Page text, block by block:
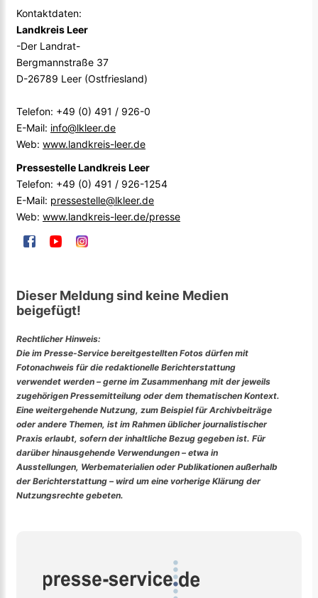
Kontaktdaten:
Landkreis Leer
-Der Landrat-
Bergmannstraße 37
D-26789 Leer (Ostfriesland)
Telefon: +49 (0) 491 / 926-0
E-Mail: info@lkleer.de
Web: www.landkreis-leer.de
Pressestelle Landkreis Leer
Telefon: +49 (0) 491 / 926-1254
E-Mail: pressestelle@lkleer.de
Web: www.landkreis-leer.de/presse
Dieser Meldung sind keine Medien
beigefügt!
Rechtlicher Hinweis:
Die im Presse-Service bereitgestellten Fotos dürfen mit
Fotonachweis für die redaktionelle Berichterstattung
verwendet werden – gerne im Zusammenhang mit der jeweils
zugehörigen Pressemitteilung oder dem thematischen Kontext.
Eine weitergehende Nutzung, zum Beispiel für Archivbeiträge
oder andere Themen, ist im Rahmen üblicher journalistischer
Praxis erlaubt, sofern der inhaltliche Bezug gegeben ist. Für
darüber hinausgehende Verwendungen – etwa in
Ausstellungen, Werbematerialien oder Publikationen außerhalb
der Berichterstattung – wird um eine vorherige Klärung der
Nutzungsrechte gebeten.